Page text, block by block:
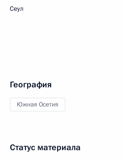
Сеул
География
Южная Осетия
Статус материала